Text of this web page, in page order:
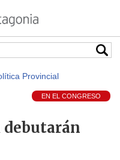
Provincial
EN EL CONGRESO
debutarán